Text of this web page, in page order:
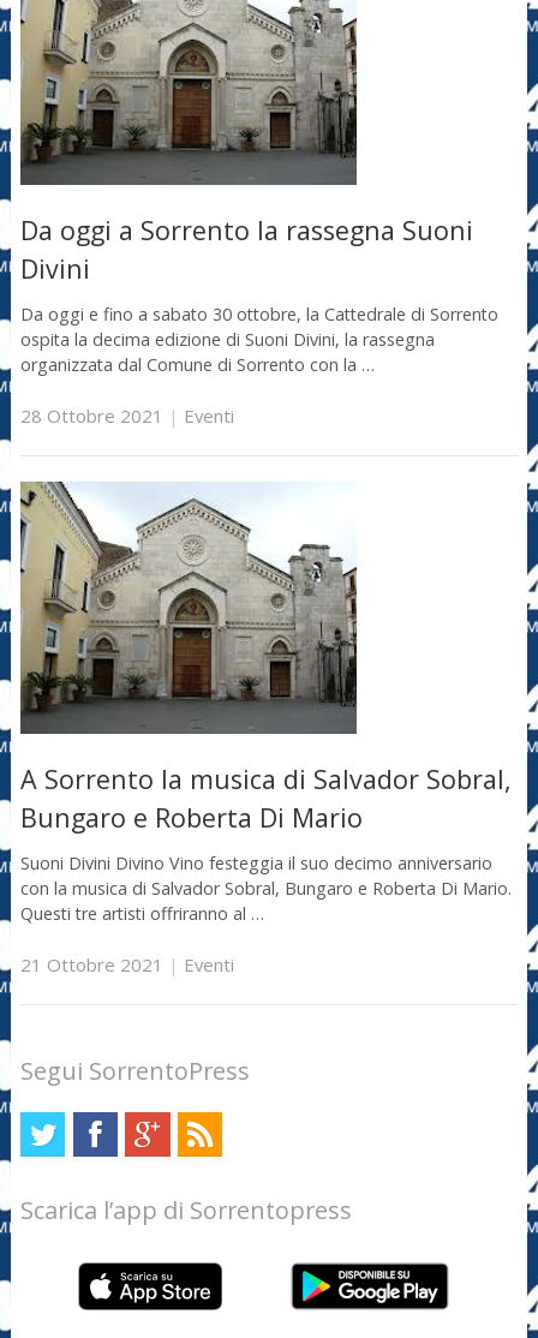
Da oggi a Sorrento la rassegna Suoni
Divini
Da oggi e fino a sabato 30 ottobre, la Cattedrale di Sorrento
ospita la decima edizione di Suoni Divini, la rassegna
organizzata dal Comune di Sorrento con la …
28 Ottobre 2021 | Eventi
A Sorrento la musica di Salvador Sobral,
Bungaro e Roberta Di Mario
Suoni Divini Divino Vino festeggia il suo decimo anniversario
con la musica di Salvador Sobral, Bungaro e Roberta Di Mario.
Questi tre artisti offriranno al …
21 Ottobre 2021 | Eventi
Segui SorrentoPress
Scarica l’app di Sorrentopress